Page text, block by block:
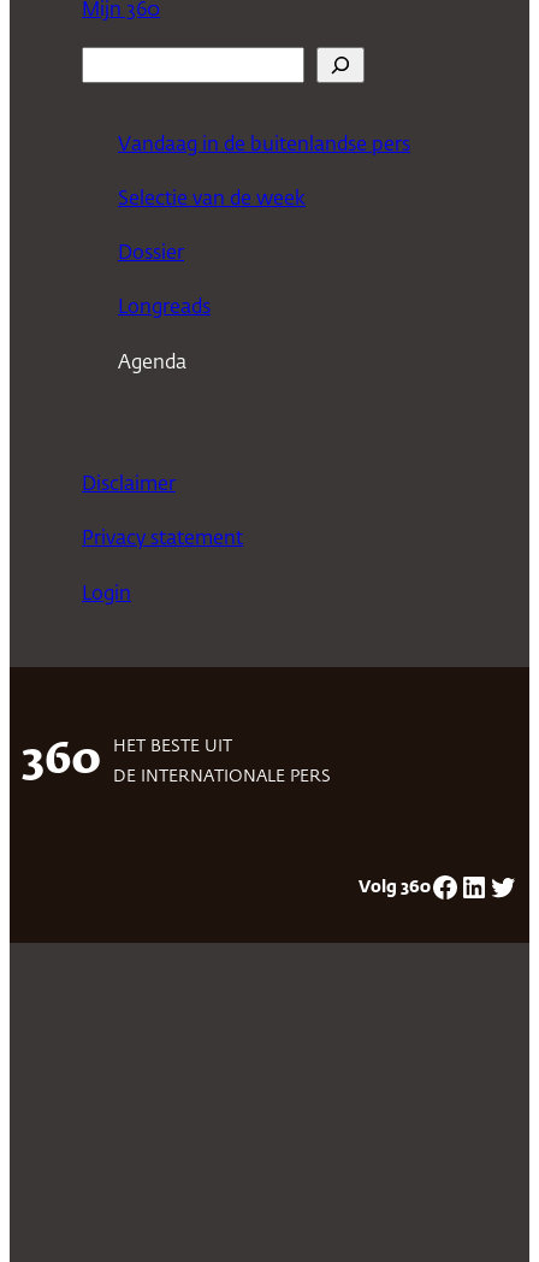
Mijn 360
Vandaag in de buitenlandse pers
Selectie van de week
Dossier
Longreads
Agenda
Disclaimer
Privacy statement
Login
360
HET BESTE UIT
DE INTERNATIONALE PERS
Volg 360Facebook LinkedIn Twitter